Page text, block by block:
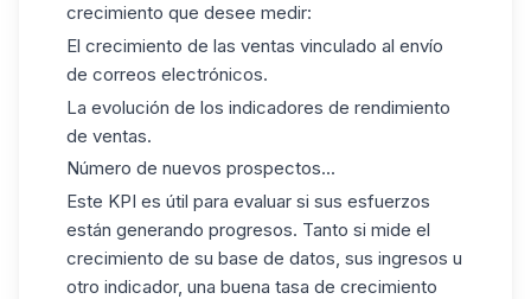
crecimiento que desee medir:
El crecimiento de las ventas vinculado al envío
de correos electrónicos.
La evolución de los indicadores de rendimiento
de ventas.
Número de nuevos prospectos...
Este KPI es útil para evaluar si sus esfuerzos
están generando progresos. Tanto si mide el
crecimiento de su base de datos, sus ingresos u
otro indicador, una buena tasa de crecimiento